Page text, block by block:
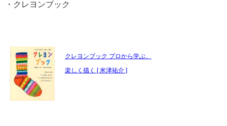
・クレヨンブック
クレヨンブック プロから学ぶ、
楽しく描く [ 米津祐介 ]